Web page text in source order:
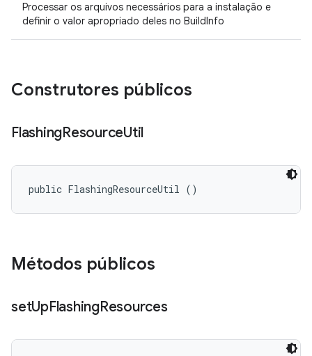
Processar os arquivos necessários para a instalação e
definir o valor apropriado deles no BuildInfo
Construtores públicos
FlashingResourceUtil
public FlashingResourceUtil ()
Métodos públicos
setUpFlashingResources